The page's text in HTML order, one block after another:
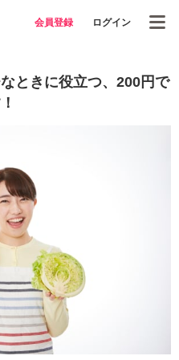
会員登録 ログイン
ときに役立つ、200円で